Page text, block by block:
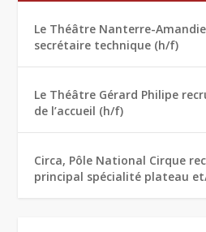
Le Théâtre Nanterre-
secrétaire technique (h/f)
Le Théâtre Gérard Philipe
de l’accueil (h/f)
Circa, Pôle National Cirque
principal spécialité plateau